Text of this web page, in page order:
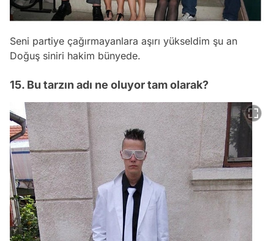
Seni partiye çağırmayanlara aşırı yükseldim şu an
Doğuş siniri hakim bünyede.
15. Bu tarzın adı ne oluyor tam olarak?